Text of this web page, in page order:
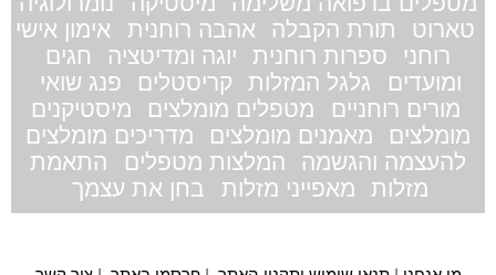
טארוט
תורת הקבלה אהבה רוחנית
אימון אישי
רוחני
ספרות רוחנית יוגה ומדיטציה
חגים
ומועדים
גלגל המזלות קריסטלים
פנג שואי
מורים רוחניים
מטפלים מומלצים
מיסטיקנים
מומלצים
מאמנים מומלצים
מדריכים מומלצים
להעצמה והגשמה
המלצות מטפלים
התאמת
מזלות
מאפייני מזלות בחן את עצמך